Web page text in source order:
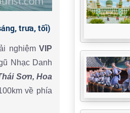
trưa, tối)
nghiệm VIP
Nhạc Danh
Sơn, Hoa
về phía